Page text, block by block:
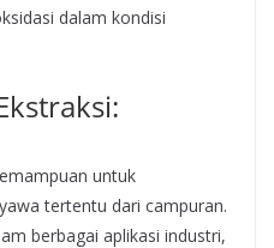
dalam kondisi
untuk
tertentu dari campuran.
berbagai aplikasi industri,